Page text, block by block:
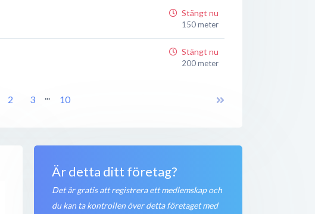
Stängt nu
150 meter
Stängt nu
200 meter
200 meter
Stängt nu
2 3 ... 10
Är detta ditt företag?
Det är gratis att registrera ett medlemskap och
du kan ta kontrollen över detta företaget med